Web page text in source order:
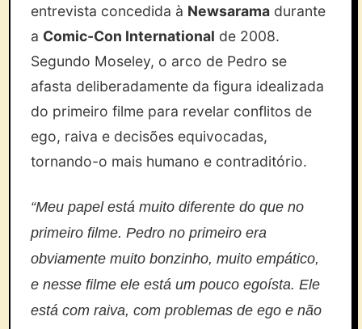
entrevista concedida à Newsarama durante
a Comic-Con International de 2008.
Segundo Moseley, o arco de Pedro se
afasta deliberadamente da figura idealizada
do primeiro filme para revelar conflitos de
ego, raiva e decisões equivocadas,
tornando-o mais humano e contraditório.
“Meu papel está muito diferente do que no
primeiro filme. Pedro no primeiro era
obviamente muito bonzinho, muito empático,
e nesse filme ele está um pouco egoísta. Ele
está com raiva, com problemas de ego e não